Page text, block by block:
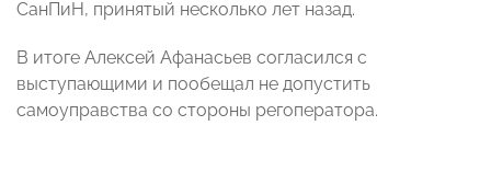
СанПиН, принятый несколько лет назад.
В итоге Алексей Афанасьев согласился с
выступающими и пообещал не допустить
самоуправства со стороны регоператора.